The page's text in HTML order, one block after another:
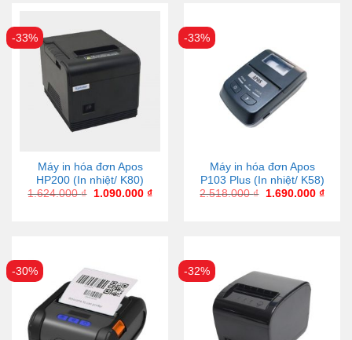
-33%
Máy in hóa đơn Apos
HP200 (In nhiệt/ K80)
1.624.000₫ 1.090.000 ₫
-33%
Máy in hóa đơn Apos
P103 Plus (In nhiệt/ K58)
2.518.000₫ 1.690.000 ₫
-30% -32%